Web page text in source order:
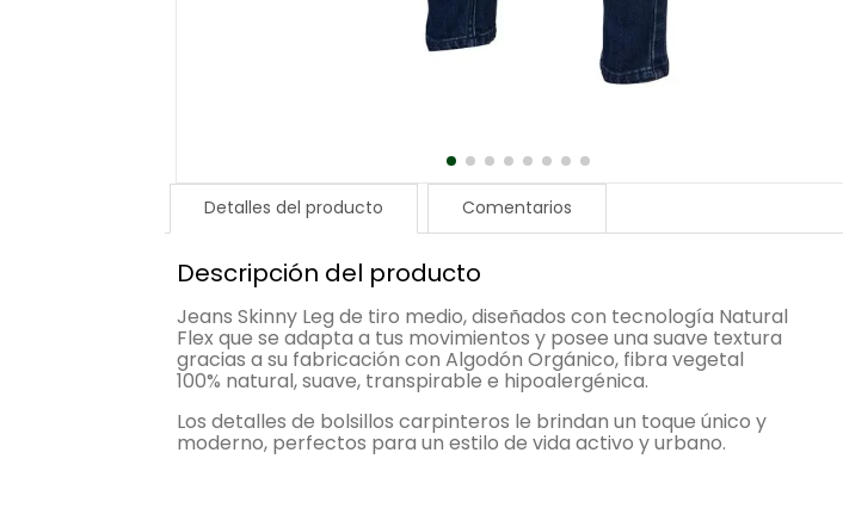
Detalles del producto Comentarios
Descripción del producto
Jeans Skinny Leg de tiro medio, diseñados con tecnología Natural
Flex que se adapta a tus movimientos y posee una suave textura
gracias a su fabricación con Algodón Orgánico, fibra vegetal
100% natural, suave, transpirable e hipoalergénica.
Los detalles de bolsillos carpinteros le brindan un toque único y
moderno, perfectos para un estilo de vida activo y urbano.